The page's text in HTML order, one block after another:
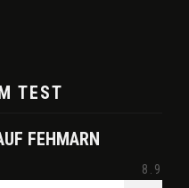
TEST
FEHMARN
8.9